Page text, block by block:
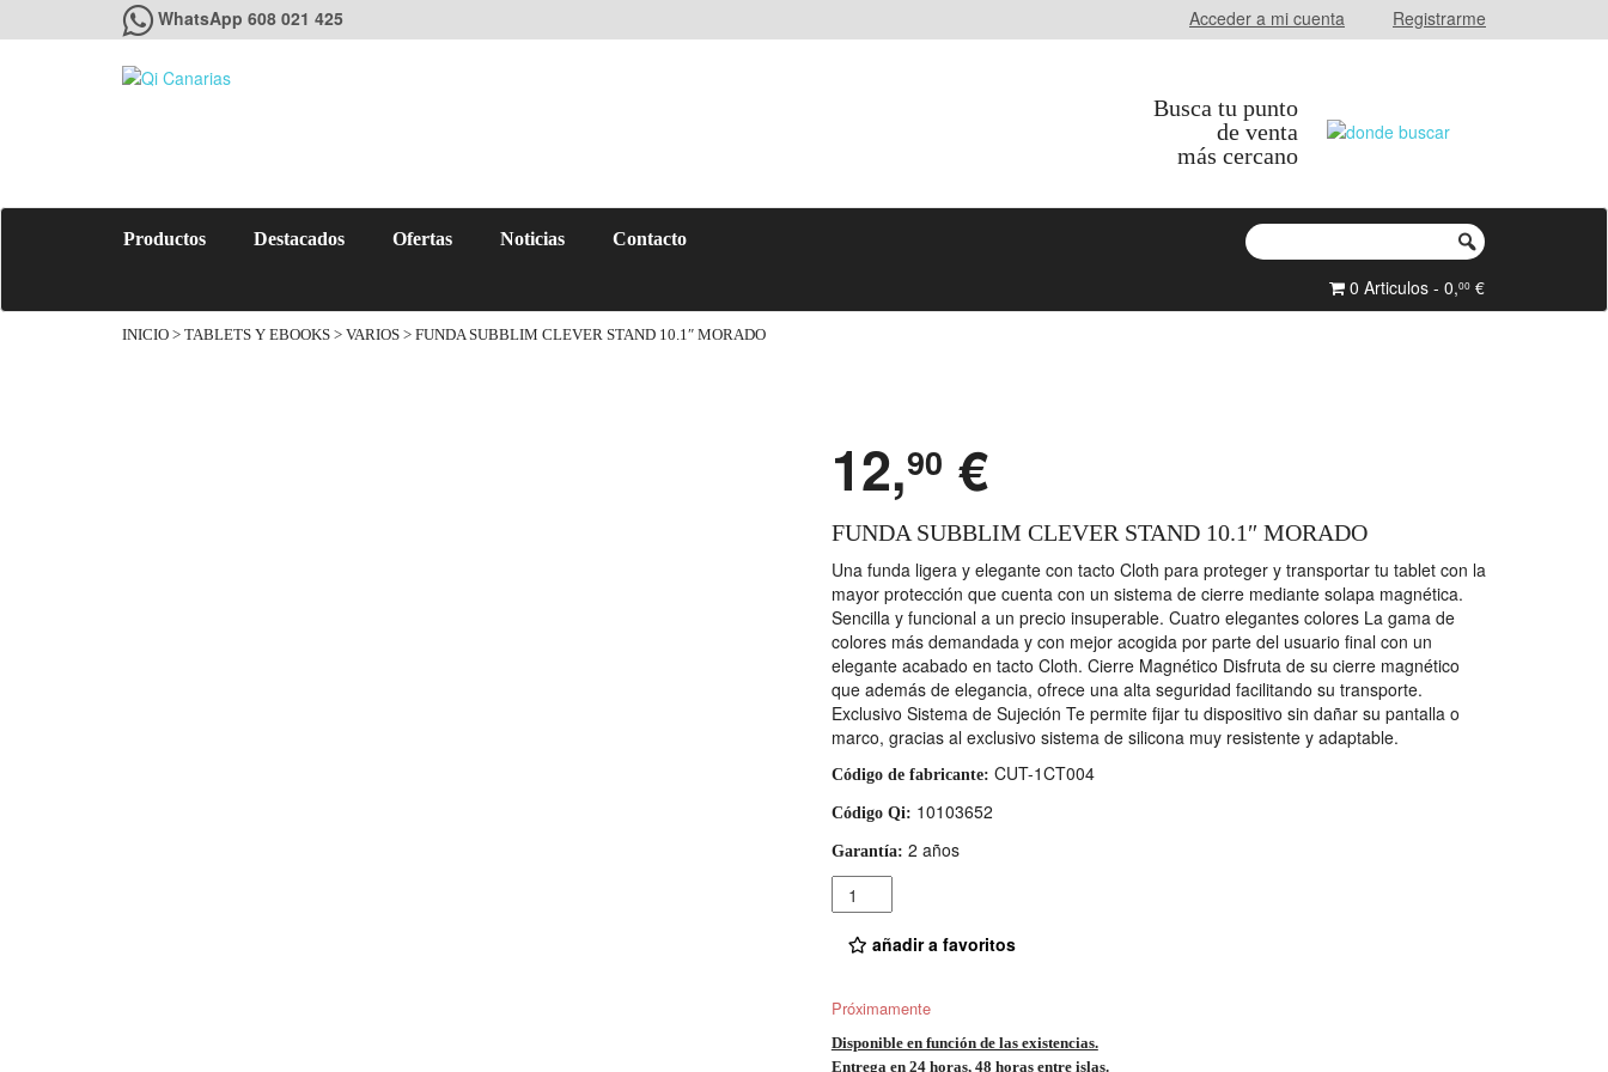
WhatsApp 608 021 425 Acceder a mi cuenta Registrarme
Busca tu punto
de venta
más cercano
Productos Destacados Ofertas Noticias Contacto
0 Articulos - 0,00 €
INICIO > TABLETS Y EBOOKS > VARIOS > FUNDA SUBBLIM CLEVER STAND 10.1″ MORADO
12,90 €
FUNDA SUBBLIM CLEVER STAND 10.1″ MORADO
Una funda ligera y elegante con tacto Cloth para proteger y transportar tu tablet con la
mayor protección que cuenta con un sistema de cierre mediante solapa magnética.
Sencilla y funcional a un precio insuperable. Cuatro elegantes colores La gama de
colores más demandada y con mejor acogida por parte del usuario final con un
elegante acabado en tacto Cloth. Cierre Magnético Disfruta de su cierre magnético
que además de elegancia, ofrece una alta seguridad facilitando su transporte.
Exclusivo Sistema de Sujeción Te permite fijar tu dispositivo sin dañar su pantalla o
marco, gracias al exclusivo sistema de silicona muy resistente y adaptable.
Código de fabricante: CUT-1CT004
Código Qi: 10103652
Garantía: 2 años
Cantidad
añadir a favoritos
Próximamente
Disponible en función de las existencias.
Entrega en 24 horas, 48 horas entre islas.